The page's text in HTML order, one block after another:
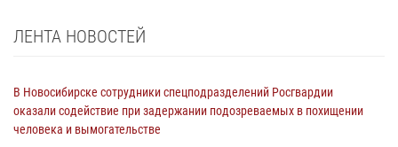
ЛЕНТА НОВОСТЕЙ
В Новосибирске сотрудники спецподразделений Росгвардии
оказали содействие при задержании подозреваемых в похищении
человека и вымогательстве